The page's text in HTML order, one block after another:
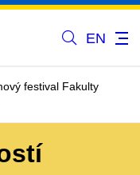
EN
festival Fakulty